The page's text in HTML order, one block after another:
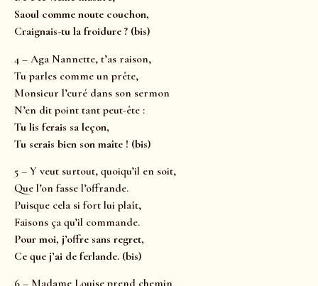
Saoul comme noute couchon,
Craignais-tu la froidure ? (bis)
4 – Aga Nannette, t’as raison,
Tu parles comme un prête,
Monsieur l’curé dans son sermon
N’en dit point tant peut-ête :
Tu lis ferais sa leçon,
Tu serais bien son maîte ! (bis)
5 – Y veut surtout, quoiqu’il en soit,
Que l’on fasse l’offrande.
Puisque cela si fort lui plaît,
Faisons ça qu’il commande.
Pour moi, j’offre sans regret,
Ce que j’ai de ferlande. (bis)